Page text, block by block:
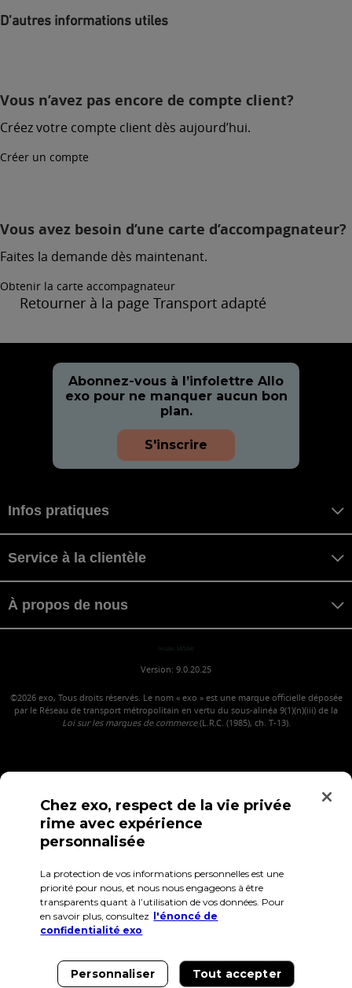
D’autres informations utiles
Vous n’avez pas encore de compte client?
Créez votre compte client dès aujourd’hui.
Créer un compte
Vous avez besoin d’une carte d’accompagnateur?
Faites la demande dès maintenant.
Obtenir la carte accompagnateur
Retourner à la page Transport adapté
Abonnez-vous à l’infolettre Allo
exo pour ne manquer aucun bon
plan.
S'inscrire
Infos pratiques
Service à la clientèle
À propos de nous
misaki MISAKI
Version: 9.0.20.25
©2026 exo, Tous droits réservés. Le nom « exo » est une marque officielle déposée
par le Réseau de transport métropolitain en vertu du sous-alinéa 9(1)(n)(iii) de la
Loi sur les marques de commerce(L.R.C. (1985), ch. T-13).
Confidentialité Conditions d'utilisation Accès employés
Chez exo, respect de la vie privée
rime avec expérience
personnalisée
La protection de vos informations personnelles est une
priorité pour nous, et nous nous engageons à être
transparents quant à l’utilisation de vos données. Pour
en savoir plus, consultez
l'énoncé de
confidentialité exo
Personnaliser Tout accepter